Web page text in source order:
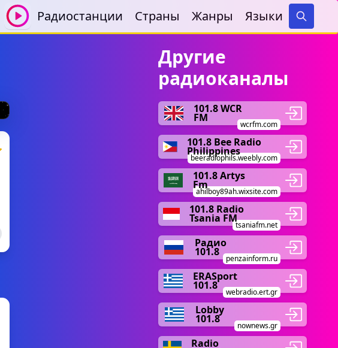
Радиостанции Страны Жанры Языки
Search
Другие
радиоканалы
101.8 WCR
FM
wcrfm.com
101.8 Bee Radio
Philippines
beeradiophils.weebly.com
101.8 Artys
Fm
ahilboy89ah.wixsite.com
101.8 Radio
Tsania FM
tsaniafm.net
Радио
101.8
penzainform.ru
ERASport
101.8
webradio.ert.gr
Lobby
101.8
nownews.gr
Radio